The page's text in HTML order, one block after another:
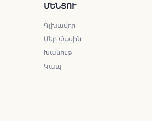
ՄԵՆՅՈՒ
Գլխավոր
Մեր մասին
Խանութ
Կապ